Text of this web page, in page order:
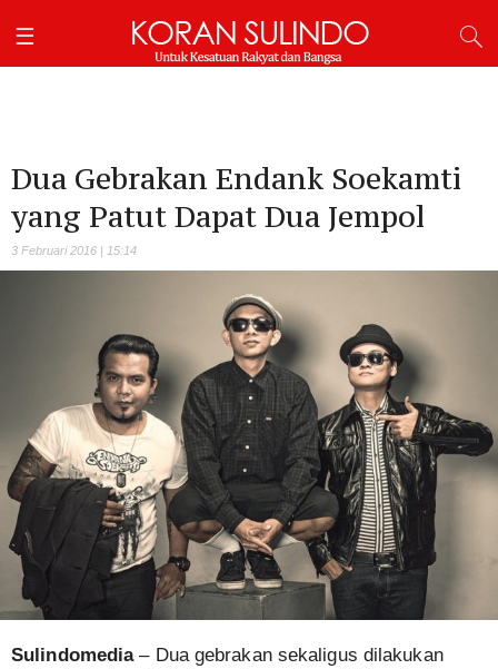
Dua Gebrakan Endank Soekamti
yang Patut Dapat Dua Jempol
3 Februari 2016 | 15:14
Sulindomedia– Dua gebrakan sekaligus dilakukan